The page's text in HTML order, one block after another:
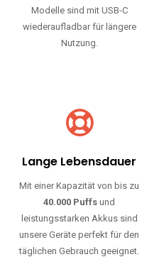
Modelle sind mit USB-C
wiederaufladbar für längere
Nutzung.
Lange Lebensdauer
Mit einer Kapazität von bis zu
40.000 Puffs und
leistungsstarken Akkus sind
unsere Geräte perfekt für den
täglichen Gebrauch geeignet.